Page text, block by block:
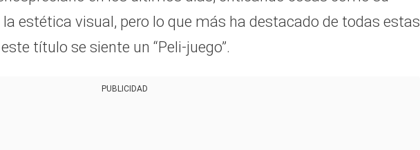
estética visual, pero lo que más ha destacado de todas estas
título se siente un “Peli-juego”.
PUBLICIDAD